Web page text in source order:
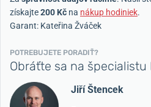
získajte200 Kč na nákup hodiniek.
Garant: Kateřina Žváček
POTREBUJETE PORADIŤ?
Obráťte sa na špecialistu
Jiří Štencek